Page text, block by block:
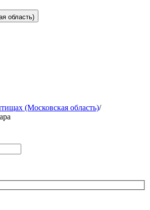
область)
(Московская область)/